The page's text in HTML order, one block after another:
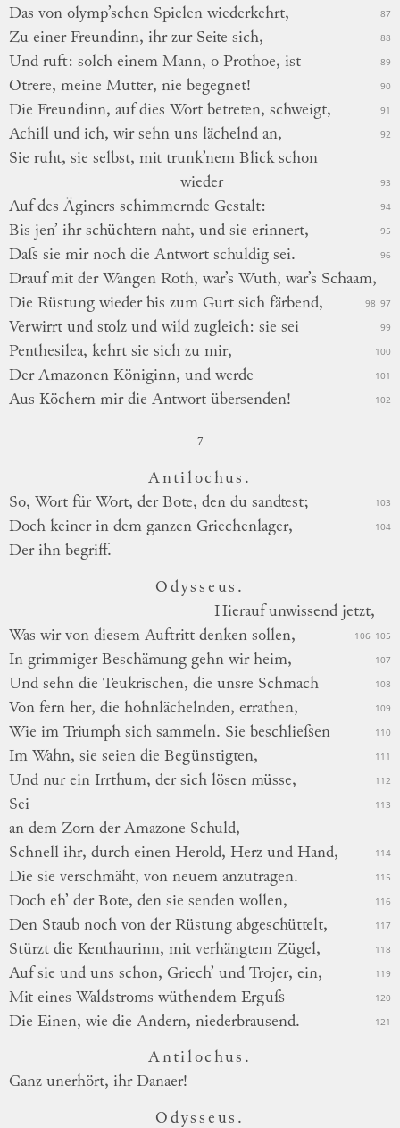
Das von olymp’schen Spielen wiederkehrt, 87
Zu einer Freundinn, ihr zur Seite sich, 88
Und ruft: solch einem Mann, o Prothoe, ist 89
Otrere, meine Mutter, nie begegnet! 90
Die Freundinn, auf dies Wort betreten, schweigt, 91
Achill und ich, wir sehn uns lächelnd an, 92
Sie ruht, sie selbst, mit trunk’nem Blick schon
wieder
93
Auf des Äginers schimmernde Gestalt: 94
Bis jen’ ihr schüchtern naht, und sie erinnert, 95
Daſs sie mir noch die Antwort schuldig sei. 96
Drauf mit der Wangen Roth, war’s Wuth, war’s Schaam,
97
Die Rüstung wieder bis zum Gurt sich färbend, 98
Verwirrt und stolz und wild zugleich: sie sei 99
Penthesilea, kehrt sie sich zu mir, 100
Der Amazonen Königinn, und werde 101
Aus Köchern mir die Antwort übersenden! 102
7
Antilochus.
So, Wort für Wort, der Bote, den du sandtest;
103
Doch keiner in dem ganzen Griechenlager, 104
Der ihn begriff.
Odysseus.
Hieraufunwissend jetzt,
105
Was wir von diesem Auftritt denken sollen, 106
In grimmiger Beschämung gehn wir heim, 107
Und sehn die Teukrischen, die unsre Schmach 108
Von fern her, die hohnlächelnden, errathen, 109
Wie im Triumph sich sammeln. Sie beschlieſsen 110
Im Wahn, sie seien die Begünstigten, 111
Und nur ein Irrthum, der sich lösen müsse, 112
Sei 113
an dem Zorn der Amazone Schuld,
Schnell ihr, durch einen Herold, Herz und Hand,
114
Die sie verschmäht, von neuem anzutragen. 115
Doch eh’ der Bote, den sie senden wollen, 116
Den Staub noch von der Rüstung abgeschüttelt, 117
Stürzt die Kenthaurinn, mit verhängtem Zügel, 118
Auf sie und uns schon, Griech’ und Trojer, ein, 119
Mit eines Waldstroms wüthendem Erguſs 120
Die Einen, wie die Andern, niederbrausend. 121
Antilochus.
Ganz unerhört, ihr Danaer!
Odysseus.